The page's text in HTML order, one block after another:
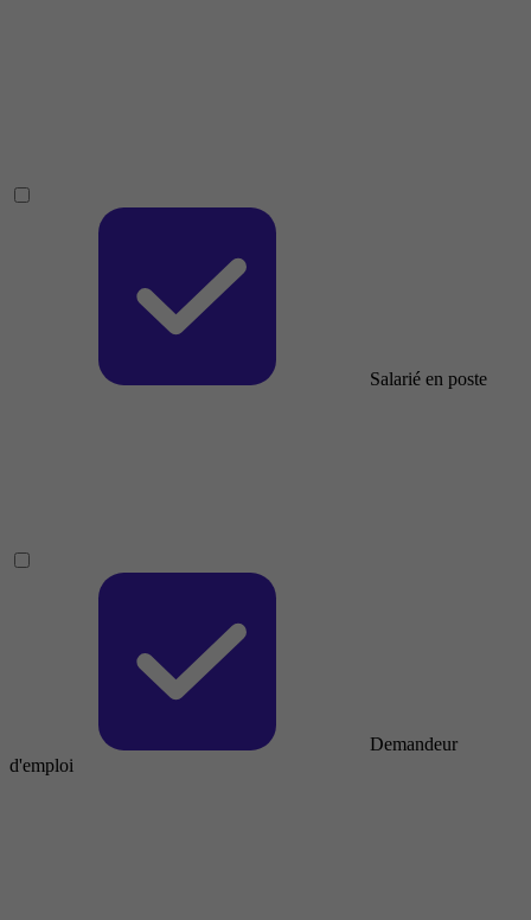
Salarié en poste
Demandeur
d'emploi